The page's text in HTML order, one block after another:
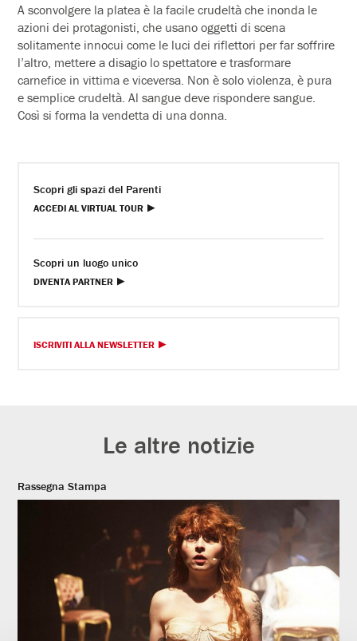
A sconvolgere la platea è la facile crudeltà che inonda le
azioni dei protagonisti, che usano oggetti di scena
solitamente innocui come le luci dei riflettori per far soffrire
l’altro, mettere a disagio lo spettatore e trasformare
carnefice in vittima e viceversa. Non è solo violenza, è pura
e semplice crudeltà. Al sangue deve rispondere sangue.
Così si forma la vendetta di una donna.
Scopri gli spazi del Parenti
ACCEDI AL VIRTUAL TOUR
Scopri un luogo unico
DIVENTA PARTNER
ISCRIVITI ALLA NEWSLETTER
Le altre notizie
Rassegna Stampa